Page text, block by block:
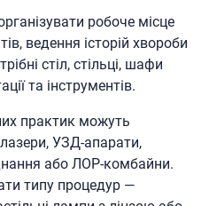
робоче місце
ведення історій хвороби
стіл, стільці, шафи
та інструментів.
практик можуть
УЗД-апарати,
або ЛОР-комбайни.
типу процедур —